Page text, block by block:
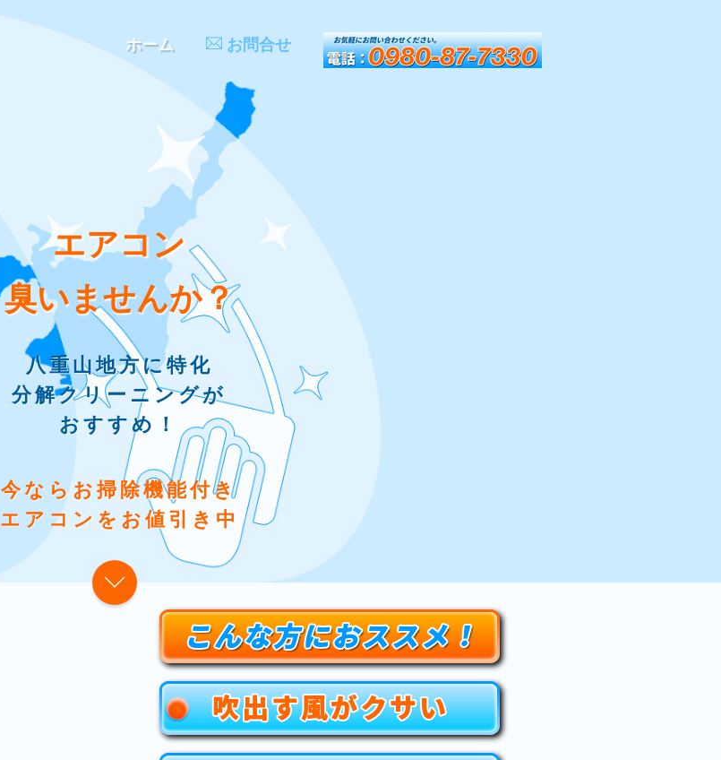
ホーム お問合せ
エアコン
臭いませんか？
八重山地方に特化
分解クリーニングが
おすすめ！
今ならお掃除機能付き
エアコンをお値引き中